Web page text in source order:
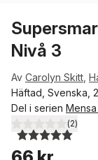
Nivå 3
Av Carolyn Skitt
Häftad, Svenska,
Del i serien
5,0utav 5 stjärnor.
(2)